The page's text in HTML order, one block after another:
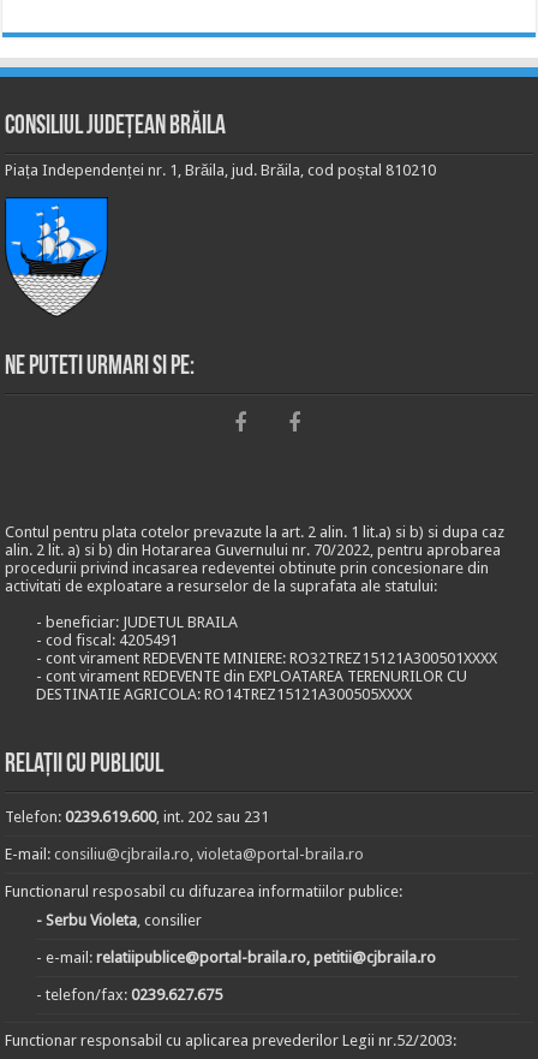
Consiliul Județean Brăila
Piața Independenței nr. 1, Brăila, jud. Brăila, cod poștal 810210
Ne puteti urmari si pe:
Contul pentru plata cotelor prevazute la art. 2 alin. 1 lit.a) si b) si dupa caz
alin. 2 lit. a) si b) din Hotararea Guvernului nr. 70/2022, pentru aprobarea
procedurii privind incasarea redeventei obtinute prin concesionare din
activitati de exploatare a resurselor de la suprafata ale statului:
- beneficiar: JUDETUL BRAILA
- cod fiscal: 4205491
- cont virament REDEVENTE MINIERE: RO32TREZ15121A300501XXXX
- cont virament REDEVENTE din EXPLOATAREA TERENURILOR CU
DESTINATIE AGRICOLA: RO14TREZ15121A300505XXXX
Relații cu publicul
Telefon:0239.619.600, int. 202 sau 231
E-mail:consiliu@cjbraila.ro,violeta@portal-braila.ro
Functionarul resposabil cu difuzarea informatiilor publice:
- Serbu Violeta, consilier
- e-mail:relatiipublice@portal-braila.ro, petitii@cjbraila.ro
- telefon/fax:0239.627.675
Functionar responsabil cu aplicarea prevederilor Legii nr.52/2003: